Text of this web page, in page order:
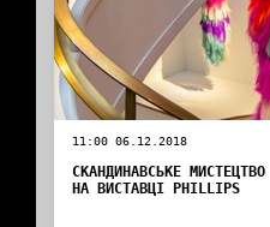
11:00 06.12.2018
СКАНДИНАВСЬКЕ МИСТЕЦТВО
НА ВИСТАВЦІ PHILLIPS